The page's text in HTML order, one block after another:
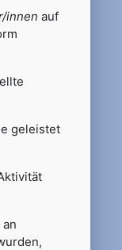
innen auf
geleistet